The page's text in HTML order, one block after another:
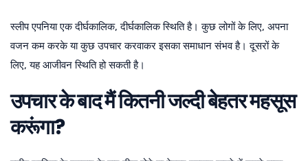
स्लीप एपनिया एक दीर्घकालिक, दीर्घकालिक स्थिति है। कुछ लोगों के लिए, अपना
वजन कम करके या कुछ उपचार करवाकर इसका समाधान संभव है। दूसरों के
लिए, यह आजीवन स्थिति हो सकती है।
उपचार के बाद मैं कितनी जल्दी बेहतर महसूस
करूंगा?